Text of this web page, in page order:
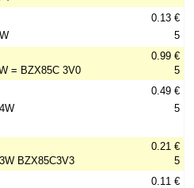
0.13 €
5
= BZX85C 3V0
0.99 €
5
0.49 €
5
BZX85C3V3
0.21 €
5
0.11 €